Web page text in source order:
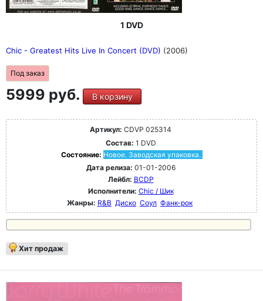
1 DVD
Chic - Greatest Hits Live In Concert (DVD) (2006)
Под заказ
5999 руб. В корзину
Артикул: CDVP 025314
Состав: 1 DVD
Состояние: Новое. Заводская упаковка.
Дата релиза: 01-01-2006
Лейбл: BCDP
Исполнители: Chic / Шик
Жанры: R&B Диско Соул Фанк-рок
Хит продаж